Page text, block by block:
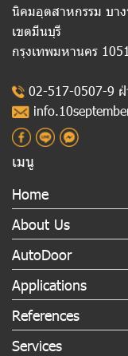
นิคมอุตสาหกรรม บา
เขตมีนบุรี
กรุงเทพมหานคร
02-517-0507-9
เมนู
Home
About Us
AutoDoor
Applications
References
Services